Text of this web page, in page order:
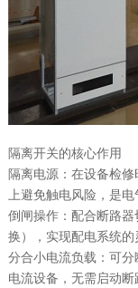
隔离开关的核心作用
隔离电源：在设备检
上避免触电风险，是
倒闸操作：配合断路
换），实现配电系统的
分合小电流负载：可
电流设备，无需启动断